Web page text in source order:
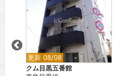
更新 08/08
クム目黒五番館